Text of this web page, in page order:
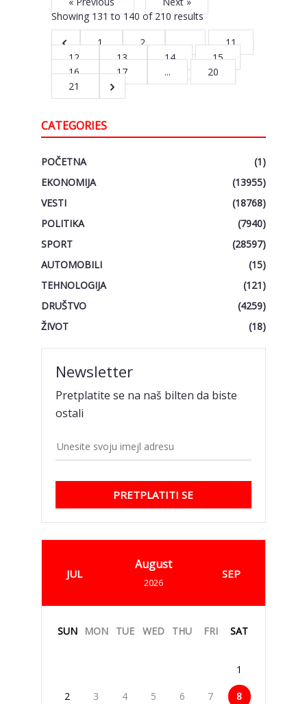
Showing131to140 of210results
1
2 ...
11
12
13 14
15
16
17 ...
20
21
CATEGORIES
POČETNA
(1)
EKONOMIJA
(13955)
VESTI
(18768)
POLITIKA
(7940)
SPORT
(28597)
AUTOMOBILI
(15)
TEHNOLOGIJA
(121)
DRUŠTVO
(4259)
ŽIVOT
(18)
Newsletter
Pretplatite se na naš bilten da biste
ostali
PRETPLATITI SE
JUL
August
2026
SEP
SUN MON TUE WED THU FRI SAT
1
2 3 4 5 6 7 8